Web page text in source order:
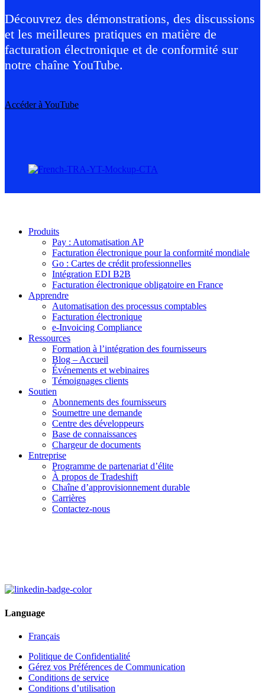
Découvrez des démonstrations, des discussions
et les meilleures pratiques en matière de
facturation électronique et de conformité sur
notre chaîne YouTube.
Accéder à YouTube
Produits
Pay : Automatisation AP
Facturation électronique pour la conformité mondiale
Go : Cartes de crédit professionnelles
Intégration EDI B2B
Facturation électronique obligatoire en France
Apprendre
Automatisation des processus comptables
Facturation électronique
e-Invoicing Compliance
Ressources
Formation à l’intégration des fournisseurs
Blog – Accueil
Événements et webinaires
Témoignages clients
Soutien
Abonnements des fournisseurs
Soumettre une demande
Centre des développeurs
Base de connaissances
Chargeur de documents
Entreprise
Programme de partenariat d’élite
À propos de Tradeshift
Chaîne d’approvisionnement durable
Carrières
Contactez-nous
Language
Français
Politique de Confidentialité
Gérez vos Préférences de Communication
Conditions de service
Conditions d’utilisation